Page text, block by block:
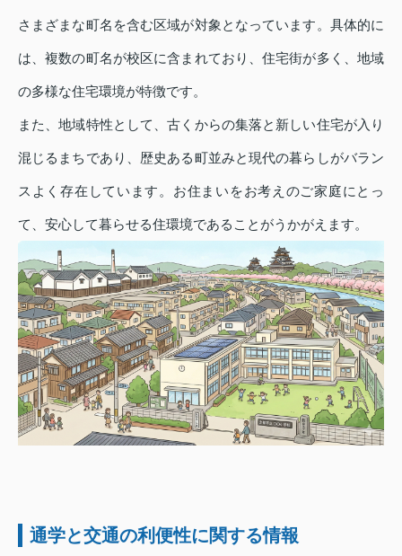
さまざまな町名を含む区域が対象となっています。具体的に
は、複数の町名が校区に含まれており、住宅街が多く、地域
の多様な住宅環境が特徴です。
また、地域特性として、古くからの集落と新しい住宅が入り
混じるまちであり、歴史ある町並みと現代の暮らしがバラン
スよく存在しています。お住まいをお考えのご家庭にとっ
て、安心して暮らせる住環境であることがうかがえます。
通学と交通の利便性に関する情報